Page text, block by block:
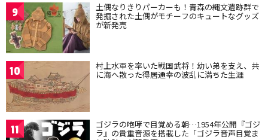
9 土偶なりきりパーカーも！青森の縄文遺跡群で
発掘された土偶がモチーフのキュートなグッズ
が新発売
10 村上水軍を率いた戦国武将！幼い弟を支え、共
に海へ散った得居通幸の波乱に満ちた生涯
11 ゴジラの咆哮で目覚める朝…1954年公開『ゴジ
ラ』の貴重音源を搭載した「ゴジラ音声目覚ま